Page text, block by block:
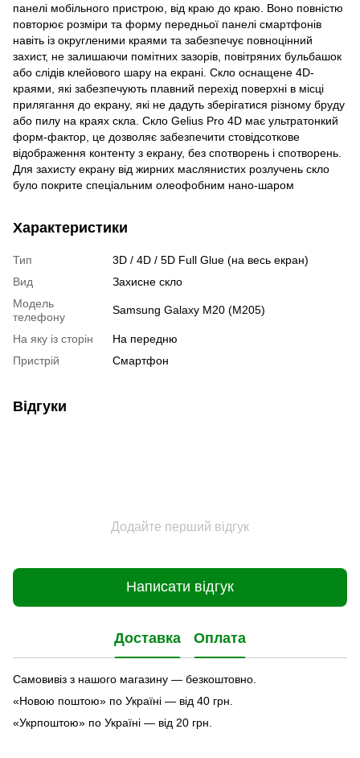
панелі мобільного пристрою, від краю до краю. Воно повністю
повторює розміри та форму передньої панелі смартфонів
навіть із округленими краями та забезпечує повноцінний
захист, не залишаючи помітних зазорів, повітряних бульбашок
або слідів клейового шару на екрані. Скло оснащене 4D-
краями, які забезпечують плавний перехід поверхні в місці
прилягання до екрану, які не дадуть зберігатися різному бруду
або пилу на краях скла. Скло Gelius Pro 4D має ультратонкий
форм-фактор, це дозволяє забезпечити стовідсоткове
відображення контенту з екрану, без спотворень і спотворень.
Для захисту екрану від жирних маслянистих розлучень скло
було покрите спеціальним олеофобним нано-шаром
Характеристики
Тип
3D / 4D / 5D Full Glue (на весь екран)
Вид
Захисне скло
Модель
телефону
Samsung Galaxy M20 (M205)
На яку із сторін
На передню
Пристрiй
Смартфон
Відгуки
Додайте перший відгук
Написати відгук
Доставка Оплата
Самовивіз з нашого магазину — безкоштовно.
«Новою поштою» по Україні — від 40 грн.
«Укрпоштою» по Україні — від 20 грн.